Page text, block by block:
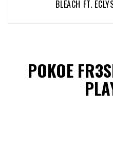
BLEACH FT.
POKOE